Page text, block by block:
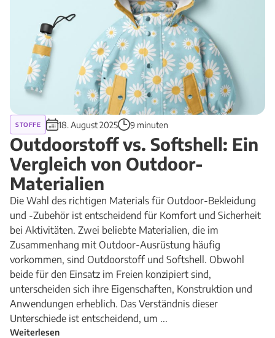
STOFFE 18. August 2025 9 minuten
Outdoorstoff vs. Softshell: Ein
Vergleich von Outdoor-
Materialien
Die Wahl des richtigen Materials für Outdoor-Bekleidung
und -Zubehör ist entscheidend für Komfort und Sicherheit
bei Aktivitäten. Zwei beliebte Materialien, die im
Zusammenhang mit Outdoor-Ausrüstung häufig
vorkommen, sind Outdoorstoff und Softshell. Obwohl
beide für den Einsatz im Freien konzipiert sind,
unterscheiden sich ihre Eigenschaften, Konstruktion und
Anwendungen erheblich. Das Verständnis dieser
Unterschiede ist entscheidend, um ...
Weiterlesen